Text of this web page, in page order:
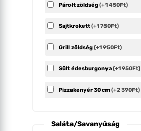
Párolt zöldség(+1 450Ft)
Sajtkrokett(+1 750Ft)
Grill zöldség(+1 950Ft)
Sült édesburgonya(+1 950Ft)
Pizzakenyér 30 cm(+2 390Ft)
Saláta/Savanyúság